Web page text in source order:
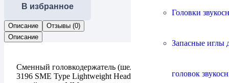
Головки
Запасные иглы
головок
В избранное
Описание
Отзывы (0)
Описание
Сменный головкодержатель (шелл, хедшелл) Tonar
3196 SME Type Lightweight Headshell Silver прекрасно